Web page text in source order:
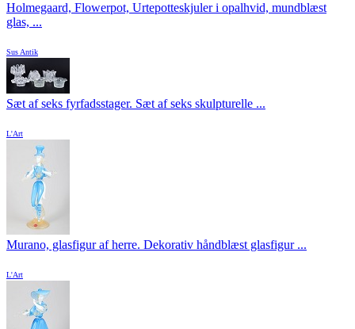
Holmegaard, Flowerpot, Urtepotteskjuler i opalhvid, mundblæst
glas, ...
Sus Antik
Sæt af seks fyrfadsstager. Sæt af seks skulpturelle ...
L'Art
Murano, glasfigur af herre. Dekorativ håndblæst glasfigur ...
L'Art